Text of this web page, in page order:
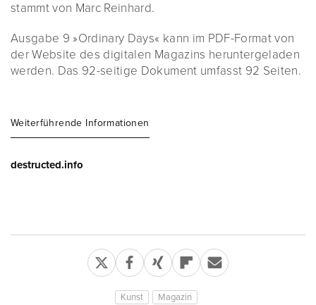
stammt von Marc Reinhard.
Ausgabe 9 »Ordinary Days« kann im PDF-Format von
der Website des digitalen Magazins heruntergeladen
werden. Das 92-seitige Dokument umfasst 92 Seiten.
Weiterführende Informationen
destructed.info
Kunst Magazin